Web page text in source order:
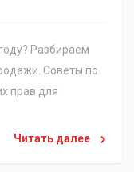
Разбираем
Советы по
прав для
Читать далее